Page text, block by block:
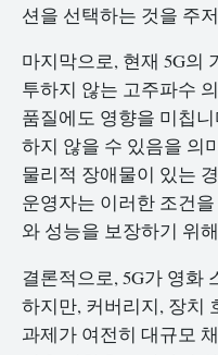
션을 선택하는 것을 주
마지막으로, 현재 5G의
투하지 않는 고주파수
품질에도 영향을 미칩
하지 않을 수 있음을 의
물리적 장애물이 있는
운영자는 이러한 조건
와 성능을 보장하기 위
결론적으로, 5G가 영화
하지만, 커버리지, 장치
과제가 여전히 대규모